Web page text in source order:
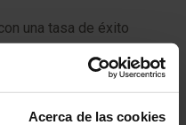
Acerca de las cookies
una tasa de éxito
no tengan que
para recambiar el
poder conservar su